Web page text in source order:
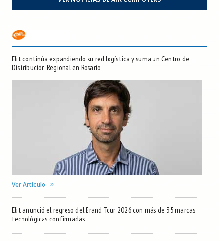
Elit continúa expandiendo su red logística y suma un Centro de
Distribución Regional en Rosario
Ver Artículo
Elit anunció el regreso del Brand Tour 2026 con más de 35 marcas
tecnológicas confirmadas